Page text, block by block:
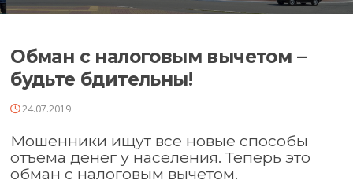
Обман с налоговым вычетом –
будьте бдительны!
24.07.2019
Мошенники ищут все новые способы
отъема денег у населения. Теперь это
обман с налоговым вычетом.